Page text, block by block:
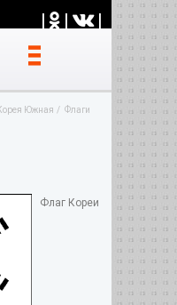
| | |
Южная Флаги
Флаг Кореи